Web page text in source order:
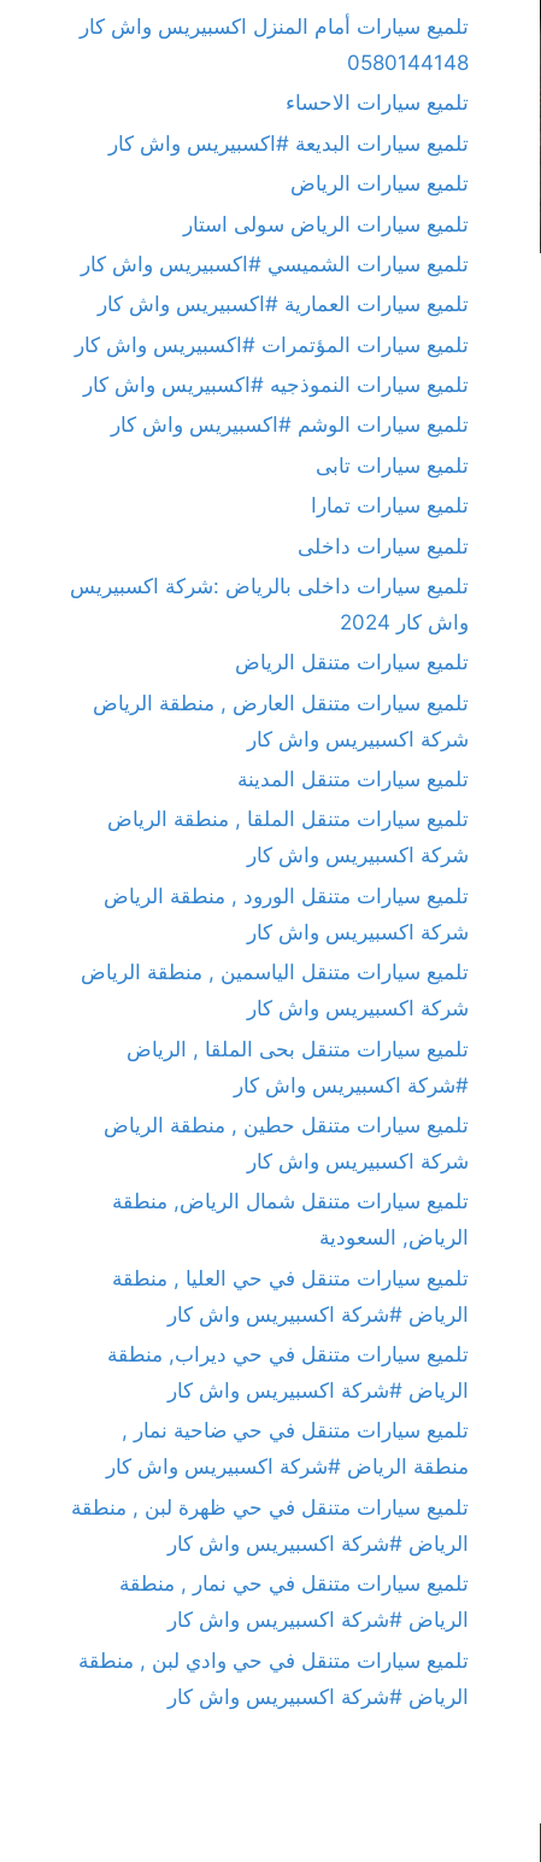
تلميع سيارات أمام المنزل اكسبيريس واش كار
0580144148
تلميع سيارات الاحساء
تلميع سيارات البديعة #اكسبيريس واش كار
تلميع سيارات الرياض
تلميع سيارات الرياض سولى استار
تلميع سيارات الشميسي #اكسبيريس واش كار
تلميع سيارات العمارية #اكسبيريس واش كار
تلميع سيارات المؤتمرات #اكسبيريس واش كار
تلميع سيارات النموذجيه #اكسبيريس واش كار
تلميع سيارات الوشم #اكسبيريس واش كار
تلميع سيارات تابى
تلميع سيارات تمارا
تلميع سيارات داخلى
تلميع سيارات داخلى بالرياض :شركة اكسبيريس
واش كار 2024
تلميع سيارات متنقل الرياض
تلميع سيارات متنقل العارض , منطقة الرياض
شركة اكسبيريس واش كار
تلميع سيارات متنقل المدينة
تلميع سيارات متنقل الملقا , منطقة الرياض
شركة اكسبيريس واش كار
تلميع سيارات متنقل الورود , منطقة الرياض
شركة اكسبيريس واش كار
تلميع سيارات متنقل الياسمين , منطقة الرياض
شركة اكسبيريس واش كار
تلميع سيارات متنقل بحى الملقا , الرياض
#شركة اكسبيريس واش كار
تلميع سيارات متنقل حطين , منطقة الرياض
شركة اكسبيريس واش كار
تلميع سيارات متنقل شمال الرياض, منطقة
الرياض, السعودية
تلميع سيارات متنقل في حي العليا , منطقة
الرياض #شركة اكسبيريس واش كار
تلميع سيارات متنقل في حي ديراب, منطقة
الرياض #شركة اكسبيريس واش كار
تلميع سيارات متنقل في حي ضاحية نمار ,
منطقة الرياض #شركة اكسبيريس واش كار
تلميع سيارات متنقل في حي ظهرة لبن , منطقة
الرياض #شركة اكسبيريس واش كار
تلميع سيارات متنقل في حي نمار , منطقة
الرياض #شركة اكسبيريس واش كار
تلميع سيارات متنقل في حي وادي لبن , منطقة
الرياض #شركة اكسبيريس واش كار